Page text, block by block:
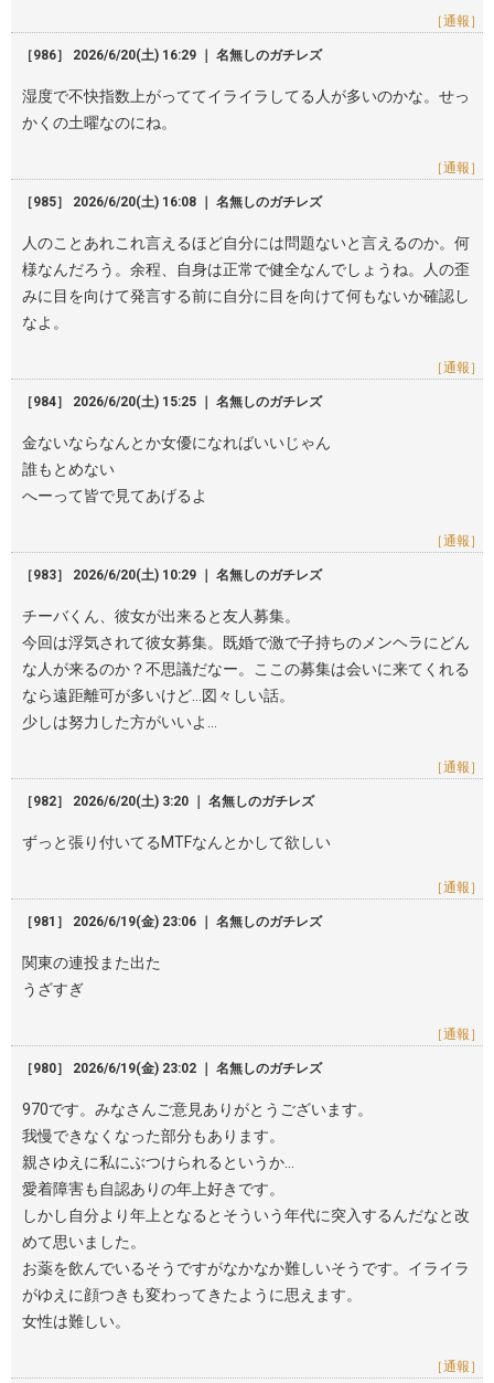
［通報］
［986］ 2026/6/20(土) 16:29 ｜ 名無しのガチレズ
湿度で不快指数上がっててイライラしてる人が多いのかな。せっ
かくの土曜なのにね。
［通報］
［985］ 2026/6/20(土) 16:08 ｜ 名無しのガチレズ
人のことあれこれ言えるほど自分には問題ないと言えるのか。何
様なんだろう。余程、自身は正常で健全なんでしょうね。人の歪
みに目を向けて発言する前に自分に目を向けて何もないか確認し
なよ。
［通報］
［984］ 2026/6/20(土) 15:25 ｜ 名無しのガチレズ
金ないならなんとか女優になればいいじゃん
誰もとめない
へーって皆で見てあげるよ
［通報］
［983］ 2026/6/20(土) 10:29 ｜ 名無しのガチレズ
チーバくん、彼女が出来ると友人募集。
今回は浮気されて彼女募集。既婚で激で子持ちのメンヘラにどん
な人が来るのか？不思議だなー。ここの募集は会いに来てくれる
なら遠距離可が多いけど…図々しい話。
少しは努力した方がいいよ…
［通報］
［982］ 2026/6/20(土) 3:20 ｜ 名無しのガチレズ
ずっと張り付いてるMTFなんとかして欲しい
［通報］
［981］ 2026/6/19(金) 23:06 ｜ 名無しのガチレズ
関東の連投また出た
うざすぎ
［通報］
［980］ 2026/6/19(金) 23:02 ｜ 名無しのガチレズ
970です。みなさんご意見ありがとうございます。
我慢できなくなった部分もあります。
親さゆえに私にぶつけられるというか…
愛着障害も自認ありの年上好きです。
しかし自分より年上となるとそういう年代に突入するんだなと改
めて思いました。
お薬を飲んでいるそうですがなかなか難しいそうです。イライラ
がゆえに顔つきも変わってきたように思えます。
女性は難しい。
［通報］